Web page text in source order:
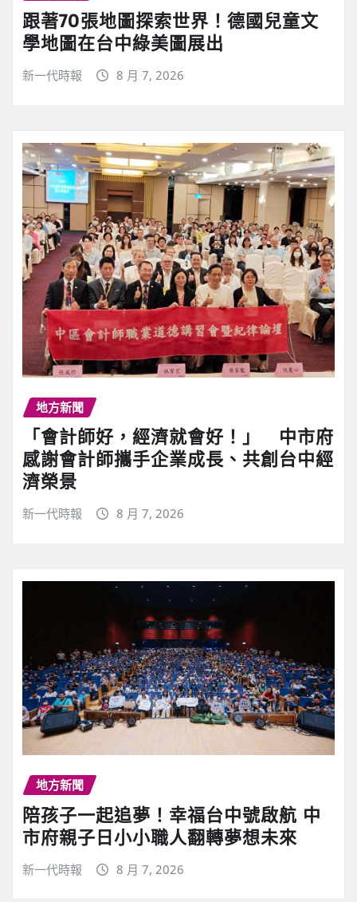
跟著70張地圖探索世界！德國兒童文
學地圖在台中綠美圖展出
新一代時報 8 月 7, 2026
地方新聞
「會計師好，經濟就會好！」 中市府
感謝會計師攜手企業成長、共創台中經
濟榮景
新一代時報 8 月 7, 2026
地方新聞
陪孩子一起追夢！幸福台中號啟航 中
市府親子日小小職人翻轉夢想未來
新一代時報 8 月 7, 2026